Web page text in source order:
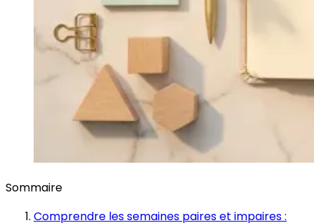
Sommaire
Comprendre les semaines paires et impaires :